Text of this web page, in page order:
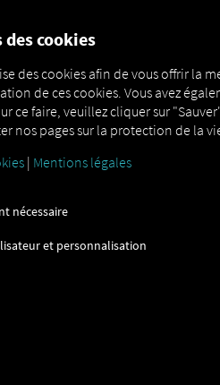
cookies
des cookies afin de vous offrir la
de ces cookies. Vous avez
ce faire, veuillez cliquer sur
nos pages sur la protection de la
| Mentions légales
nécessaire
et personnalisation